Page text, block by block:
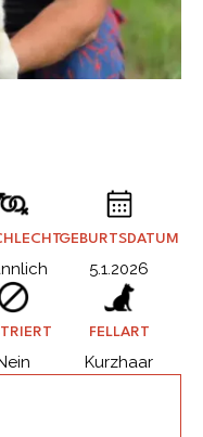
GEBURTSDATUM
5.1.2026
FELLART
Kurzhaar